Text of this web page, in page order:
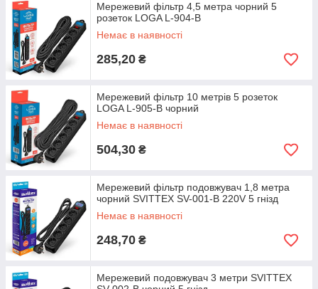
Мережевий фільтр 4,5 метра чорний 5
розеток LOGA L-904-B
Немає в наявності
285,20 ₴
Мережевий фільтр 10 метрів 5 розеток
LOGA L-905-B чорний
Немає в наявності
504,30 ₴
Мережевий фільтр подовжувач 1,8 метра
чорний SVITTEX SV-001-В 220V 5 гнізд
Немає в наявності
248,70 ₴
Мережевий подовжувач 3 метри SVITTEX